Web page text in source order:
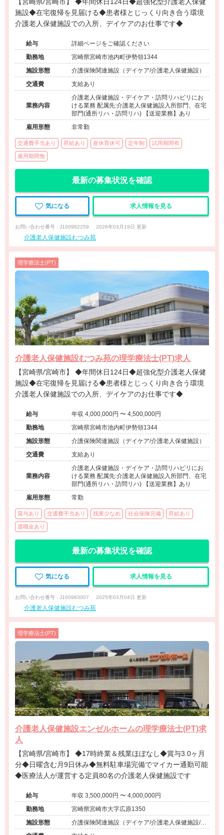
【宮崎県/宮崎市】 ◆年間休日124日◆超強化型介護老人保健
施設◆在宅復帰を見届ける◆患者様とじっくり向き合う環境
介護老人保健施設での入所、デイケアのお仕事です◆
給与
詳細ページをご確認ください
勤務地
宮崎県宮崎市池内町伊勢領1344
施設形態
介護保険関連施設（デイケア/介護老人保健施設）
交通費
支給あり
業務内容
介護老人保健施設・デイケア・訪問リハビリにお
ける業務 配属先:介護老人保健施設入所部門、在宅
部門(通所リハ・訪問リハ) 【送迎業務】あり
雇用形態
非常勤
交通費手当あり 昇給あり 産休育休可 定年制 試用期間有
雇用期間無
最新の募集状況を確認
気になる 求人情報を見る
お問い合わせ番号 : J100992259 2026年03月19日 更新
介護老人保健施設むつみ苑
理学療法士(PT)
介護老人保健施設むつみ苑の理学療法士(PT)求人
【宮崎県/宮崎市】 ◆年間休日124日◆超強化型介護老人保健
施設◆在宅復帰を見届ける◆患者様とじっくり向き合う環境
介護老人保健施設での入所、デイケアのお仕事です◆
給与
年収 4,000,000円 〜 4,500,000円
勤務地
宮崎県宮崎市池内町伊勢領1344
施設形態
介護保険関連施設（デイケア/介護老人保健施設）
交通費
支給あり
業務内容
介護老人保健施設・デイケア・訪問リハビリにお
ける業務 配属先:介護老人保健施設入所部門、在宅
部門(通所リハ・訪問リハ) 【送迎業務】あり
雇用形態
常勤
賞与あり 交通費手当あり 残業少なめ 社会保険完備 昇給あり
退職金あり
最新の募集状況を確認
気になる 求人情報を見る
お問い合わせ番号 : J100983007 2025年03月04日 更新
介護老人保健施設むつみ苑
理学療法士(PT)
介護老人保健施設エンゼルホームの理学療法士(PT)求
人
【宮崎県/宮崎市】 ◆17時終業＆残業ほぼなし◆賞与3.0ヶ月
分◆日曜含む月9日休み◆無料駐車場完備でマイカー通勤可能
◆医療法人が運営する定員80名の介護老人保健施設です
給与
年収 3,500,000円 〜 4,000,000円
勤務地
宮崎県宮崎市大字広原1350
施設形態
介護保険関連施設（デイケア/介護老人保健施設/シ
ョートステイ）